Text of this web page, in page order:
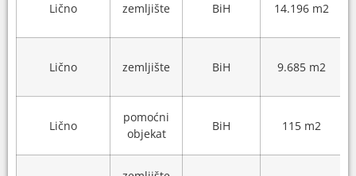
Lično zemljište BiH 14.196 m2
Lično zemljište BiH 9.685 m2
Lično
pomoćni
objekat
BiH 115 m2